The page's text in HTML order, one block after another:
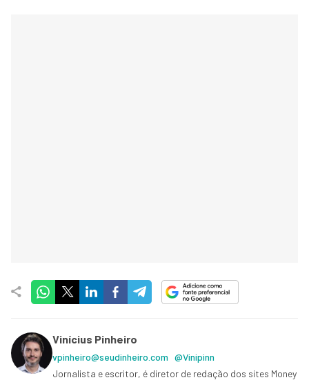
Vinícius Pinheiro
vpinheiro@seudinheiro.com @Vinipinn
Jornalista e escritor, é diretor de redação dos sites Money